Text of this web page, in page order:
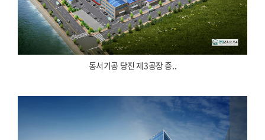
동서기공 당진 제3공장 증..